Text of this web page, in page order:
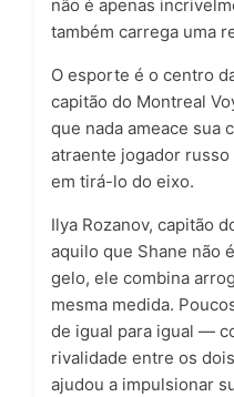
não é apenas
também carrega uma
O esporte é o centro
capitão do Montreal
que nada ameace sua
atraente jogador
em tirá-lo do eixo.
Ilya Rozanov, capitão
aquilo que Shane não
gelo, ele combina
mesma medida.
de igual para igual —
rivalidade entre os
ajudou a impulsionar